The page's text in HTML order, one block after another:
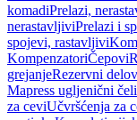
komadiPrelazi,
nerastavljiviPrelazi i
spojevi, rastavljivi
KompenzatoriČepovi
grejanjeRezervni
Mapress ugljenični
za ceviUčvršćenja za